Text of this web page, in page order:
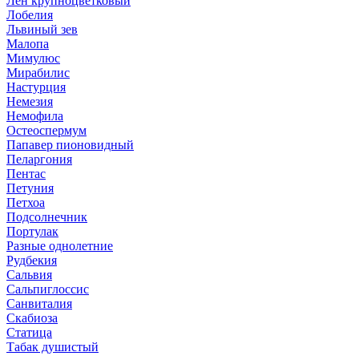
Лобелия
Львиный зев
Малопа
Мимулюс
Мирабилис
Настурция
Немезия
Немофила
Остеоспермум
Папавер пионовидный
Пеларгония
Пентас
Петуния
Петхоа
Подсолнечник
Портулак
Разные однолетние
Рудбекия
Сальвия
Сальпиглоссис
Санвиталия
Скабиоза
Статица
Табак душистый